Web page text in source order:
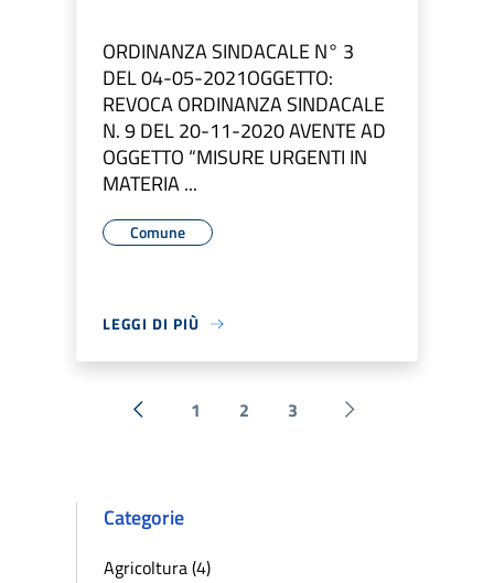
ORDINANZA SINDACALE N° 3
DEL 04-05-2021OGGETTO:
REVOCA ORDINANZA SINDACALE
N. 9 DEL 20-11-2020 AVENTE AD
OGGETTO “MISURE URGENTI IN
MATERIA ...
Comune
LEGGI DI PIÙ
« Precedente
1 2 3 Successiva »
Categorie
Agricoltura (4)